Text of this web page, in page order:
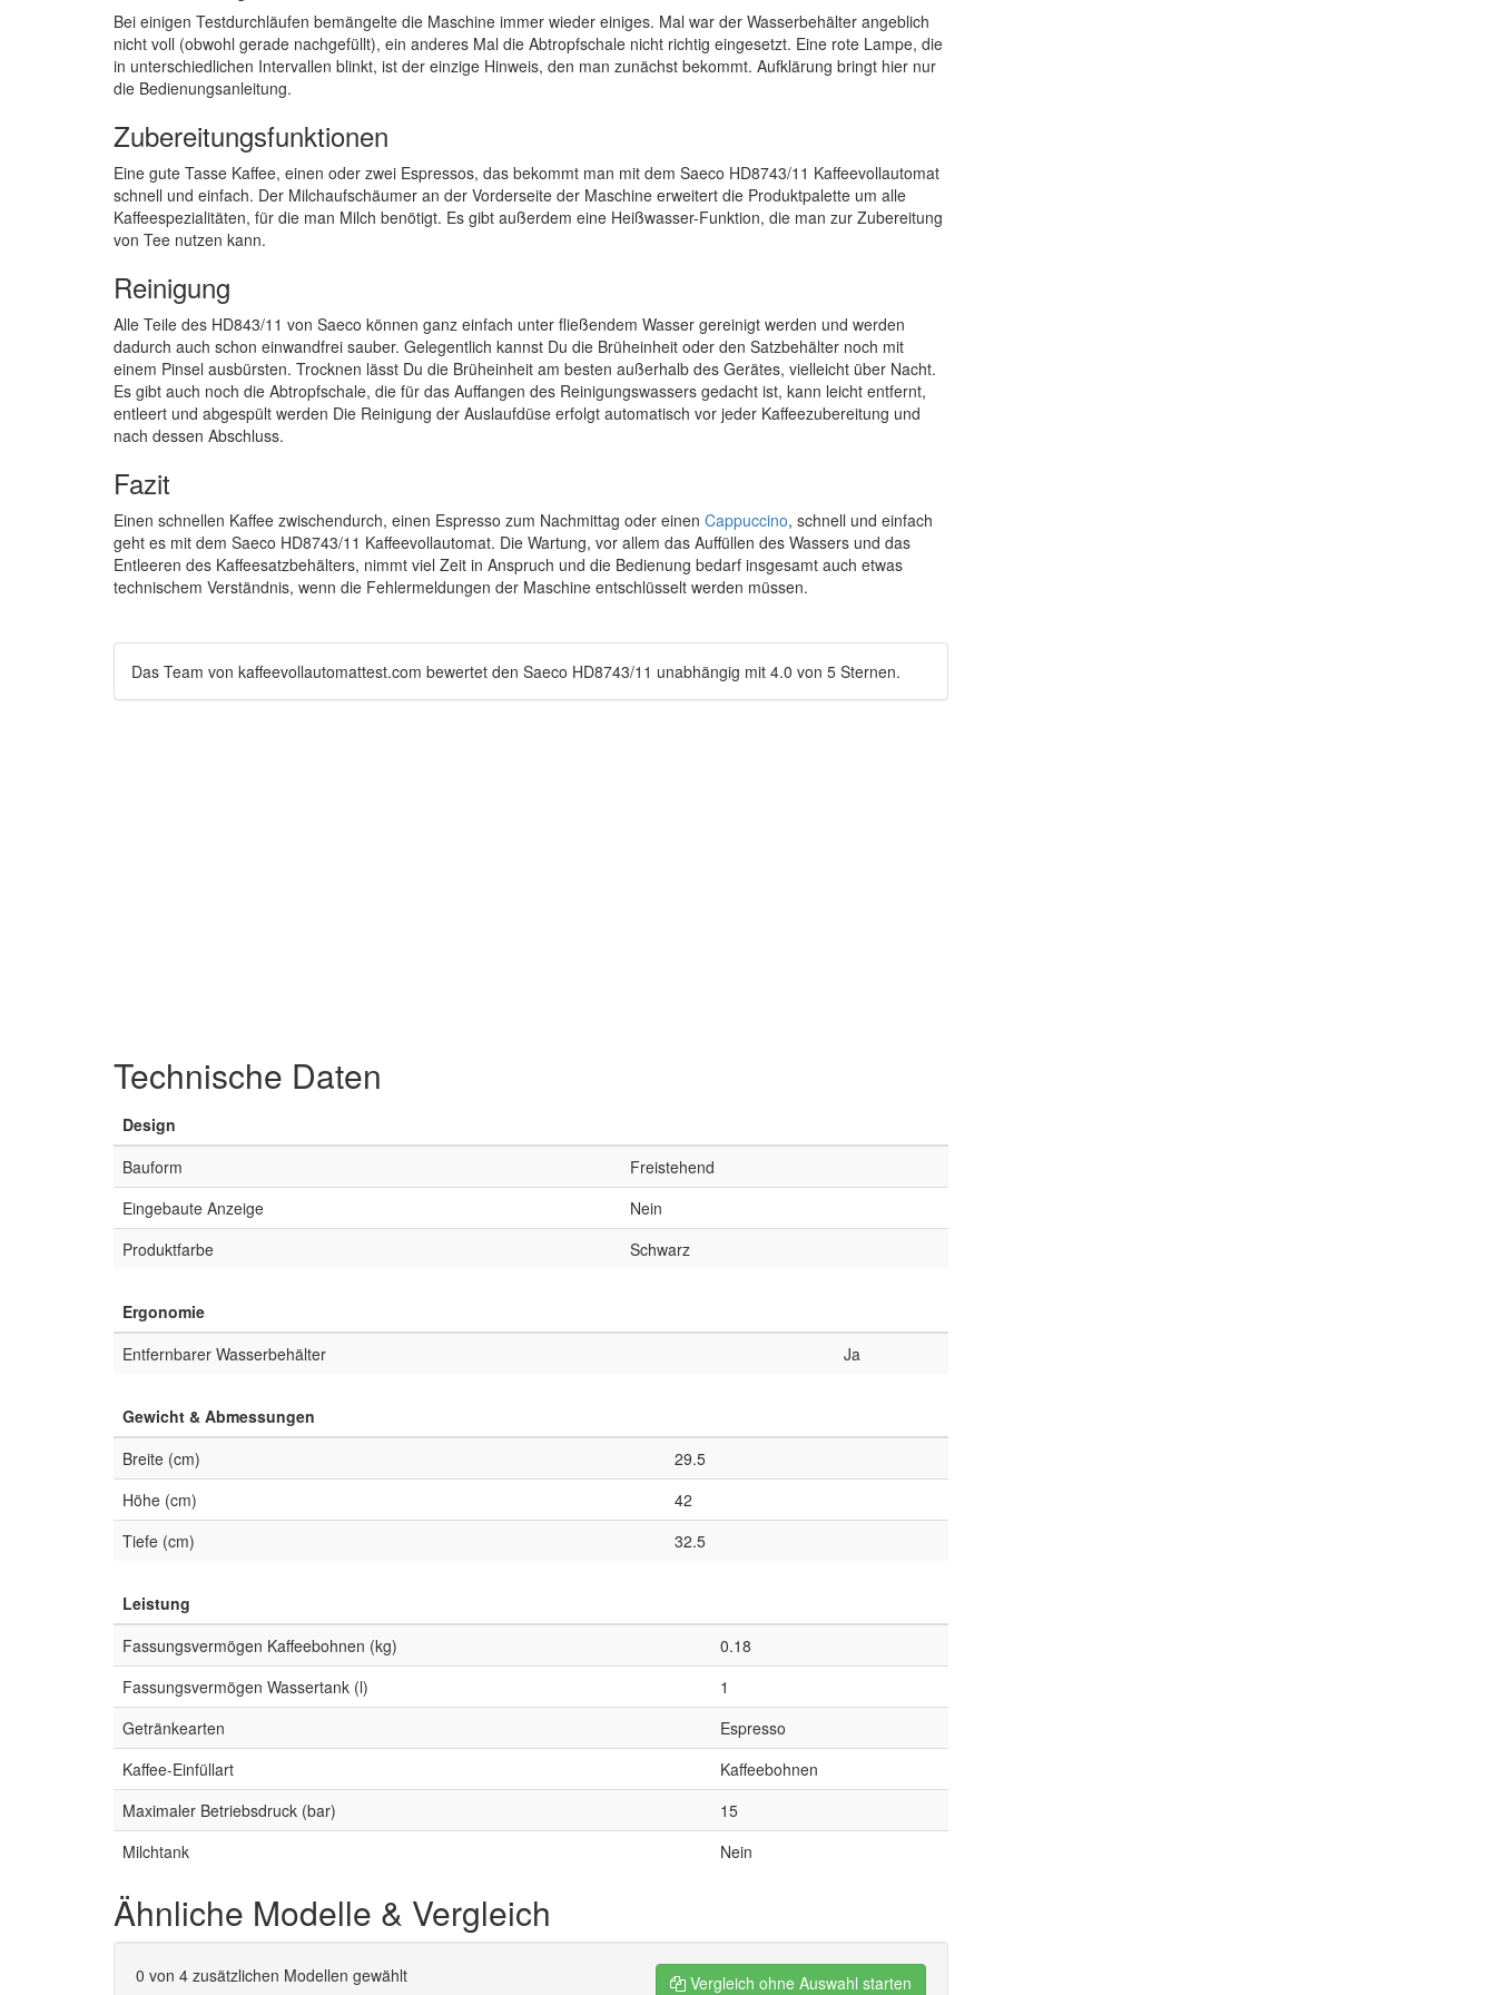
Bei einigen Testdurchläufen bemängelte die Maschine immer wieder einiges. Mal war der Wasserbehälter angeblich
nicht voll (obwohl gerade nachgefüllt), ein anderes Mal die Abtropfschale nicht richtig eingesetzt. Eine rote Lampe, die
in unterschiedlichen Intervallen blinkt, ist der einzige Hinweis, den man zunächst bekommt. Aufklärung bringt hier nur
die Bedienungsanleitung.
Zubereitungsfunktionen
Eine gute Tasse Kaffee, einen oder zwei Espressos, das bekommt man mit dem Saeco HD8743/11 Kaffeevollautomat
schnell und einfach. Der Milchaufschäumer an der Vorderseite der Maschine erweitert die Produktpalette um alle
Kaffeespezialitäten, für die man Milch benötigt. Es gibt außerdem eine Heißwasser-Funktion, die man zur Zubereitung
von Tee nutzen kann.
Reinigung
Alle Teile des HD843/11 von Saeco können ganz einfach unter fließendem Wasser gereinigt werden und werden
dadurch auch schon einwandfrei sauber. Gelegentlich kannst Du die Brüheinheit oder den Satzbehälter noch mit
einem Pinsel ausbürsten. Trocknen lässt Du die Brüheinheit am besten außerhalb des Gerätes, vielleicht über Nacht.
Es gibt auch noch die Abtropfschale, die für das Auffangen des Reinigungswassers gedacht ist, kann leicht entfernt,
entleert und abgespült werden Die Reinigung der Auslaufdüse erfolgt automatisch vor jeder Kaffeezubereitung und
nach dessen Abschluss.
Fazit
Einen schnellen Kaffee zwischendurch, einen Espresso zum Nachmittag oder einen Cappuccino, schnell und einfach
geht es mit dem Saeco HD8743/11 Kaffeevollautomat. Die Wartung, vor allem das Auffüllen des Wassers und das
Entleeren des Kaffeesatzbehälters, nimmt viel Zeit in Anspruch und die Bedienung bedarf insgesamt auch etwas
technischem Verständnis, wenn die Fehlermeldungen der Maschine entschlüsselt werden müssen.
Das Team von kaffeevollautomattest.com bewertet den Saeco HD8743/11 unabhängig mit 4.0 von 5 Sternen.
Technische Daten
Design
Bauform
Freistehend
Eingebaute Anzeige
Nein
Produktfarbe
Schwarz
Ergonomie
Entfernbarer Wasserbehälter
Ja
Gewicht & Abmessungen
Breite (cm)
29.5
Höhe (cm)
42
Tiefe (cm)
32.5
Leistung
Fassungsvermögen Kaffeebohnen (kg)
0.18
Fassungsvermögen Wassertank (l)
1
Getränkearten
Espresso
Kaffee-Einfüllart
Kaffeebohnen
Maximaler Betriebsdruck (bar)
15
Milchtank
Nein
Ähnliche Modelle & Vergleich
0 von 4 zusätzlichen Modellen gewählt Vergleich ohne Auswahl starten